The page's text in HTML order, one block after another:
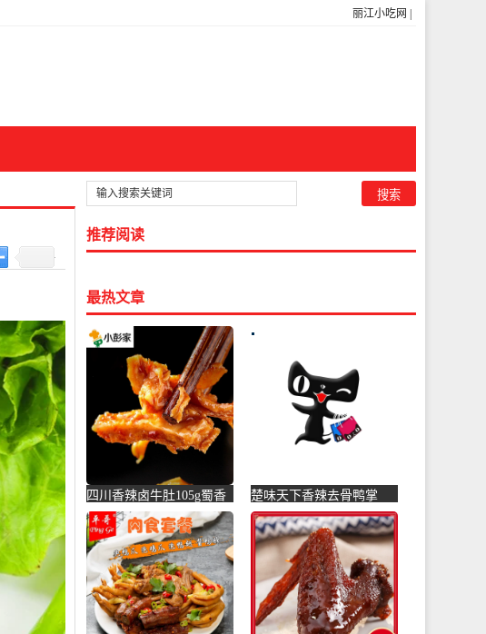
丽江小吃网
推荐阅读
最热文章
四川香辣卤牛肚105g蜀香
休闲宅家零食小吃黄牛牛
肚-牛肚(小彭家食品专营
店仅售13.49元)
楚味天下香辣去骨鸭掌
250g 即食无骨鸭爪子 散
装-鸭爪(辽远食品专营店
仅售66元)